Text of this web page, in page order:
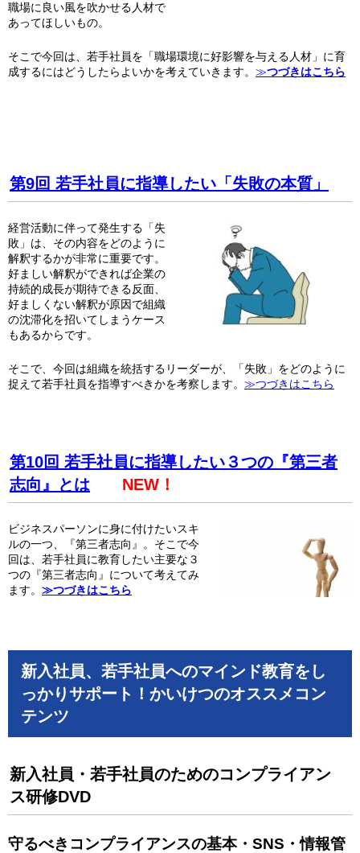
職場に良い風を吹かせる人材で
あってほしいもの。
そこで今回は、若手社員を「職場環境に好影響を与える人材」に育
成するにはどうしたらよいかを考えていきます。 ≫つづきはこちら
第9回 若手社員に指導したい「失敗の本質」
経営活動に伴って発生する「失
敗」は、その内容をどのように
解釈するかが非常に重要です。
好ましい解釈ができれば企業の
持続的成長が期待できる反面、
好ましくない解釈が原因で組織
の沈滞化を招いてしまうケース
もあるからです。
そこで、今回は組織を統括するリーダーが、「失敗」をどのように
捉えて若手社員を指導すべきかを考察します。 ≫つづきはこちら
第10回 若手社員に指導したい３つの『第三者
志向』とは
NEW！
ビジネスパーソンに身に付けたいスキ
ルの一つ、『第三者志向』。そこで今
回は、若手社員に教育したい主要な３
つの『第三者志向』について考えてみ
ます。 ≫つづきはこちら
新入社員、若手社員へのマインド教育をし
っかりサポート！かいけつのオススメコン
テンツ
新入社員・若手社員のためのコンプライアン
ス研修DVD
守るべきコンプライアンスの基本・SNS・情報管